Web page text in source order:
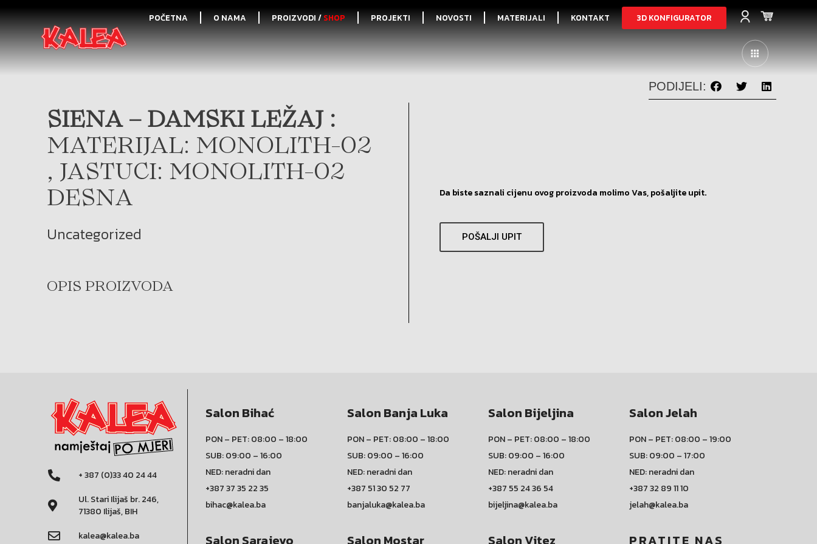
POČETNA O NAMA PROIZVODI /SHOP PROJEKTI NOVOSTI MATERIJALI KONTAKT 3D KONFIGURATOR
PODIJELI:
SIENA – DAMSKI LEŽAJ :
MATERIJAL: MONOLITH-02
, JASTUCI: MONOLITH-02
DESNA
Uncategorized
OPIS PROIZVODA
Da biste saznali cijenu ovog proizvoda molimo Vas, pošaljite upit.
POŠALJI UPIT
+ 387 (0)33 40 24 44
Ul. Stari Ilijaš br. 246,
71380 Ilijaš, BIH
kalea@kalea.ba
Salon Bihać
PON – PET: 08:00 – 18:00
SUB: 09:00 – 16:00
NED: neradni dan
+387 37 35 22 35
bihac@kalea.ba
Salon Banja Luka
PON – PET: 08:00 – 18:00
SUB: 09:00 – 16:00
NED: neradni dan
+387 51 30 52 77
banjaluka@kalea.ba
Salon Bijeljina
PON – PET: 08:00 – 18:00
SUB: 09:00 – 16:00
NED: neradni dan
+387 55 24 36 54
bijeljina@kalea.ba
Salon Jelah
PON – PET: 08:00 – 19:00
SUB: 09:00 – 17:00
NED: neradni dan
+387 32 89 11 10
jelah@kalea.ba
Salon Sarajevo Salon Mostar Salon Vitez PRATITE NAS